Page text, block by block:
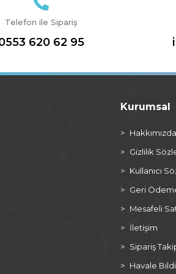
Telefon ile Sipariş
620 62 95
Kurumsal
Hakkımızda
Gizlilik
Kullanıcı
Geri
Mesafeli
İletişim
Sipariş
Havale